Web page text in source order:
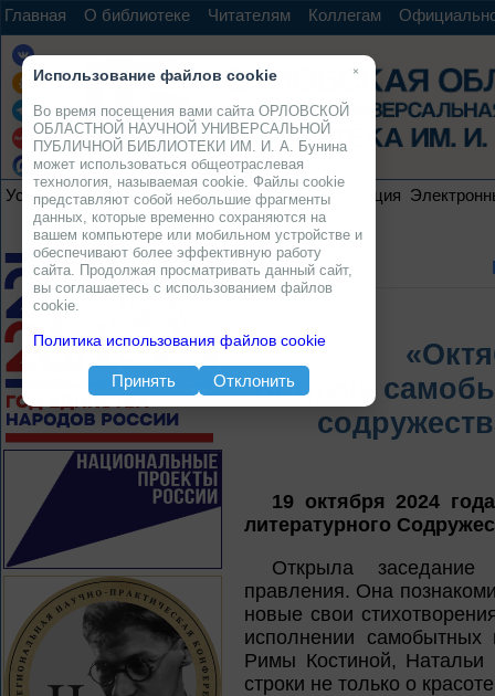
Главная О библиотеке Читателям Коллегам
Услуги Ресурсы Проекты Электронная коллекция
Встреча
19 октября 2024 года
литературного
Открыла
правления. Она
новые свои
исполнении
Римы Костиной, Натальи
строки не только о
×
Использование файлов cookie
Во время посещения вами сайта ОРЛОВСКОЙ
ОБЛАСТНОЙ НАУЧНОЙ УНИВЕРСАЛЬНОЙ
ПУБЛИЧНОЙ БИБЛИОТЕКИ ИМ. И. А. Бунина
может использоваться общеотраслевая
технология, называемая cookie. Файлы cookie
представляют собой небольшие фрагменты
данных, которые временно сохраняются на
вашем компьютере или мобильном устройстве и
обеспечивают более эффективную работу
сайта. Продолжая просматривать данный сайт,
вы соглашаетесь с использованием файлов
cookie.
Политика использования файлов cookie
Принять Отклонить